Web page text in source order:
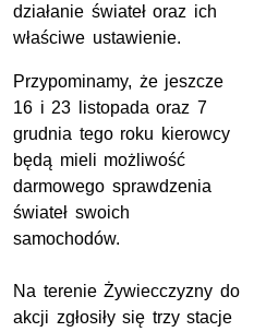
działanie świateł oraz ich
właściwe ustawienie.
Przypominamy, że jeszcze
16 i 23 listopada oraz 7
grudnia tego roku kierowcy
będą mieli możliwość
darmowego sprawdzenia
świateł swoich
samochodów.
Na terenie Żywiecczyzny do
akcji zgłosiły się trzy stacje